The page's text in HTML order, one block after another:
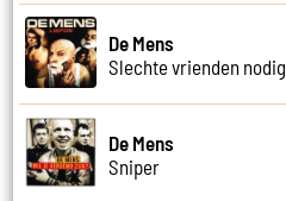
De Mens
Slechte vrienden nodig
De Mens
Sniper